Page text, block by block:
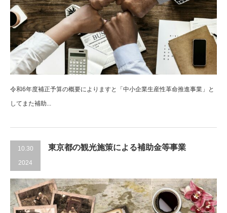
令和6年度補正予算の概要によりますと「中小企業生産性革命推進事業」と
してまた補助...
10.30
2024
東京都の観光施策による補助金等事業